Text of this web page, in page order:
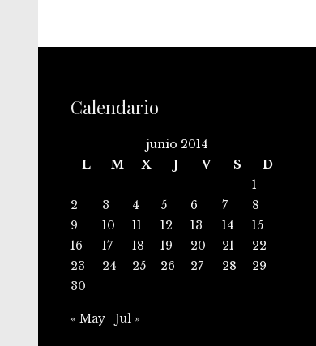
Calendario
junio 2014
L
M X J V S
D
1
2
3 4 5 6 7
8
9
10 11 12 13 14
15
16
17 18 19 20 21
22
23
24 25 26 27 28
29
30
« May Jul »